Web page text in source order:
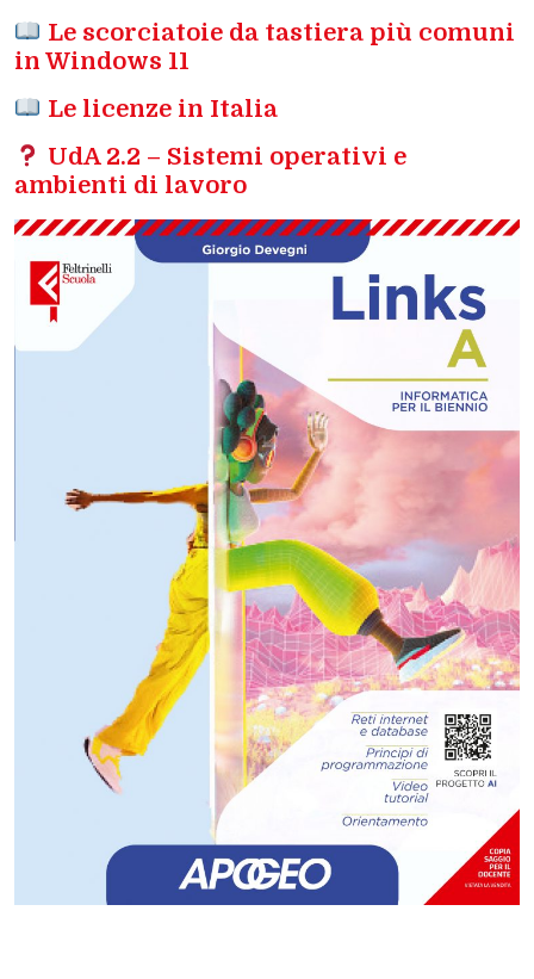
Le scorciatoie da tastiera più comuni
in Windows 11
Le licenze in Italia
UdA 2.2 – Sistemi operativi e
ambienti di lavoro